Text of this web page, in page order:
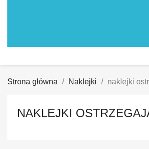
Strona główna Naklejki naklejki
NAKLEJKI